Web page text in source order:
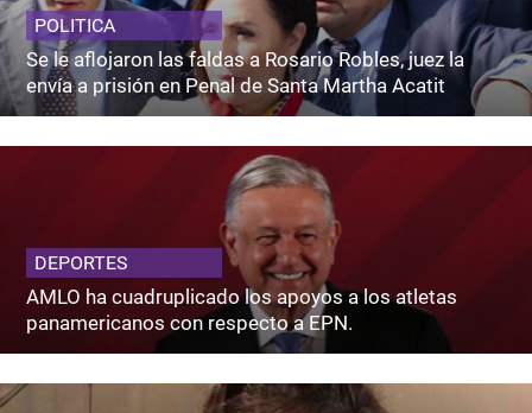
POLITICA
Se le aflojaron las faldas a Rosario Robles, juez la
envía a prisión en Penal de Santa Martha Acatit
DEPORTES
AMLO ha cuadruplicado los apoyos a los atletas
panamericanos con respecto a EPN.